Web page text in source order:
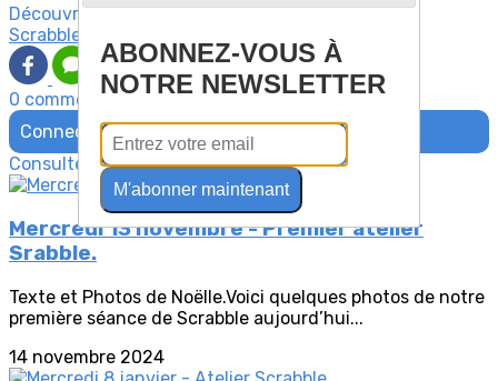
Découvrez davantage d'articles sur ces thèmes :
Scrabble
0 commentaire(s)
Connectez-vous pour laisser un commentaire
Consultez également
Mercredi 13 novembre - Premier atelier
Srabble.
Texte et Photos de Noëlle.Voici quelques photos de notre
première séance de Scrabble aujourd’hui...
14 novembre 2024
ABONNEZ-VOUS À
NOTRE NEWSLETTER
M'abonner maintenant